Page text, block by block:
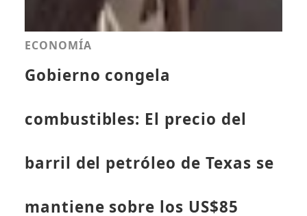
ECONOMÍA
Gobierno congela
combustibles: El precio del
barril del petróleo de Texas se
mantiene sobre los US$85